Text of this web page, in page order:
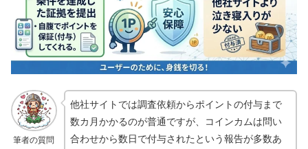
筆者の質問
他社サイトでは調査依頼からポイントの付与まで
数カ月かかるのが普通ですが、コインカムは問い
合わせから数日で付与されたという報告が多数あ